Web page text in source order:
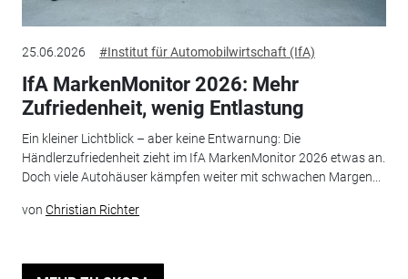
25.06.2026 #Institut für Automobilwirtschaft (IfA)
IfA MarkenMonitor 2026: Mehr
Zufriedenheit, wenig Entlastung
Ein kleiner Lichtblick – aber keine Entwarnung: Die
Händlerzufriedenheit zieht im IfA MarkenMonitor 2026 etwas an.
Doch viele Autohäuser kämpfen weiter mit schwachen Margen...
von Christian Richter